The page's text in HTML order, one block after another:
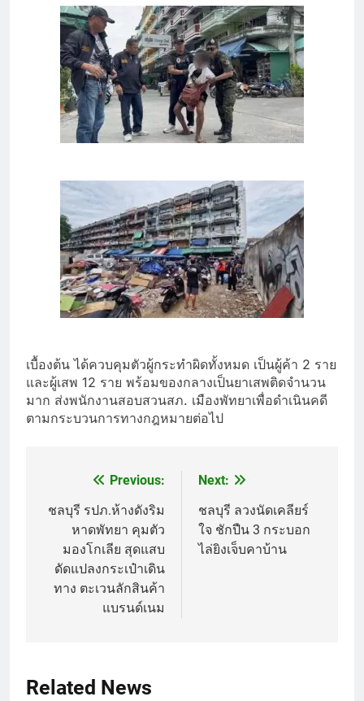
เบื้องต้น ได้ควบคุมตัวผู้กระทำผิดทั้งหมด เป็นผู้ค้า 2 ราย
และผู้เสพ 12 ราย พร้อมของกลางเป็นยาเสพติดจำนวน
มาก ส่งพนักงานสอบสวนสภ. เมืองพัทยาเพื่อดำเนินคดี
ตามกระบวนการทางกฎหมายต่อไป
navigation
Previous:
ชลบุรี รปภ.ห้างดังริม
หาดพัทยา คุมตัว
มองโกเลีย สุดแสบ
ดัดแปลงกระเป๋าเดิน
ทาง ตะเวนลักสินค้า
แบรนด์เนม
Next:
ชลบุรี ลวงนัดเคลียร์
ใจ ชักปืน 3 กระบอก
ไล่ยิงเจ็บคาบ้าน
Related News